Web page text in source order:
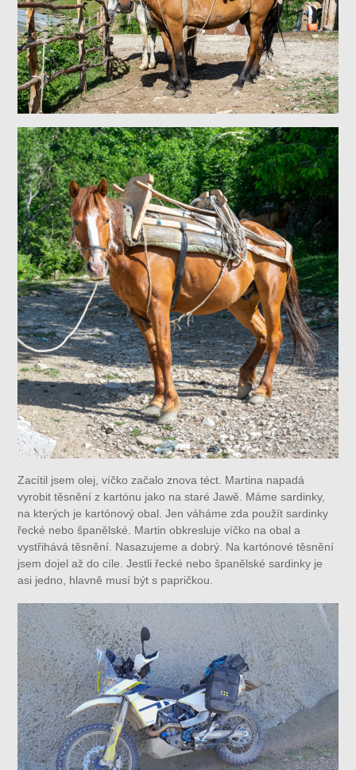
Zacítil jsem olej, víčko začalo znova téct. Martina napadá
vyrobit těsnění z kartónu jako na staré Jawě. Máme sardinky,
na kterých je kartónový obal. Jen váháme zda použít sardinky
řecké nebo španělské. Martin obkresluje víčko na obal a
vystřihává těsnění. Nasazujeme a dobrý. Na kartónové těsnění
jsem dojel až do cíle. Jestli řecké nebo španělské sardinky je
asi jedno, hlavně musí být s papričkou.